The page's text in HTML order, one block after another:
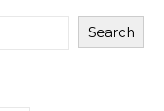
Search